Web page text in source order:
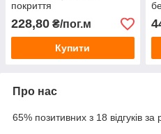
покриття
228,80 ₴/пог.м
Купити
Про нас
65% позитивних з 18 відгуків за